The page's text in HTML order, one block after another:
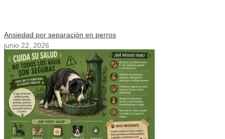
Ansiedad por separación en perros
junio 22, 2026